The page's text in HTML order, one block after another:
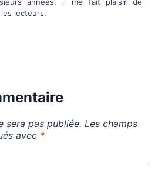
lecteurs.
sera pas publiée. Les champs
avec *